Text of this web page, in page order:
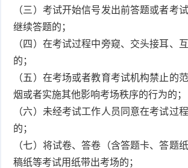
（三）考试开始信号发出前答题或者考
继续答题的；
（四）在考试过程中旁窥、交头接耳、
的；
（五）在考场或者教育考试机构禁止的
烟或者实施其他影响考场秩序的行为的；
（六）未经考试工作人员同意在考试过
的；
（七）将试卷、答卷（含答题卡、答题
稿纸等考试用纸带出考场的；